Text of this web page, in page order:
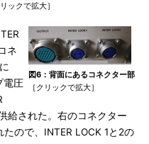
リックで拡大］
図6：背面にあるコネクター部
［クリックで拡大］
ネ
電圧
給された。右のコネクター
ので、INTER LOCK 1と2の